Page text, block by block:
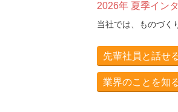
2026年 夏季イン
当社では、ものづく
先輩社員と話せ
業界のことを知